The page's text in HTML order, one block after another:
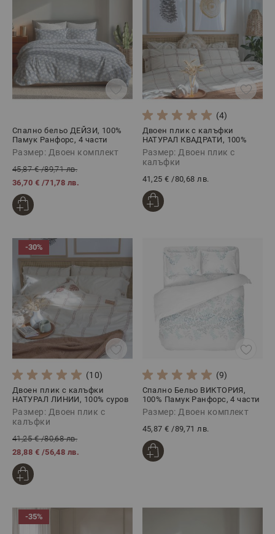
Спално бельо ДЕЙЗИ, 100%
Памук Ранфорс, 4 части
Размер: Двоен комплект
45,87 €/89,71 лв.
36,70 € /71,78 лв.
(4)
Двоен плик с калъфки
НАТУРАЛ КВАДРАТИ, 100%
суров памук, 3 части
Размер: Двоен плик с
калъфки
41,25 € /80,68 лв.
-30%
(10)
Двоен плик с калъфки
НАТУРАЛ ЛИНИИ, 100% суров
памук, 3 части
Размер: Двоен плик с
калъфки
41,25 €/80,68 лв.
28,88 € /56,48 лв.
(9)
Спално Бельо ВИКТОРИЯ,
100% Памук Ранфорс, 4 части
Размер: Двоен комплект
45,87 € /89,71 лв.
-35%